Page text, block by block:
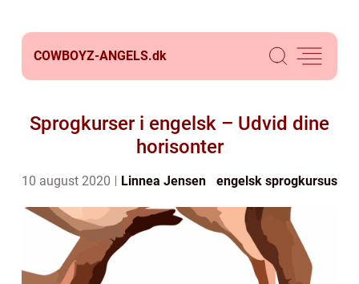
COWBOYZ-ANGELS.dk
Sprogkurser i engelsk – Udvid dine
horisonter
10 august 2020 Linnea Jensen engelsk sprogkursus